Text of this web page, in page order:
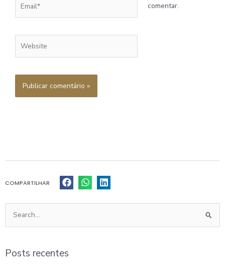
comentar.
COMPARTILHAR
Pesquisar
por:
Posts recentes